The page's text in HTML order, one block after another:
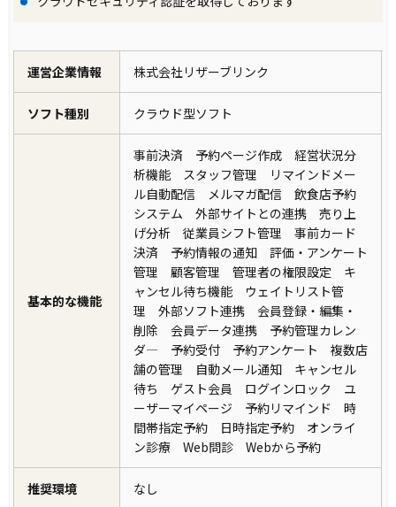
運営企業情報 株式会社リザーブリンク
ソフト種別 クラウド型ソフト
基本的な機能
事前決済 予約ページ作成 経営状況分
析機能 スタッフ管理 リマインドメー
ル自動配信 メルマガ配信 飲食店予約
システム 外部サイトとの連携 売り上
げ分析 従業員シフト管理 事前カード
決済 予約情報の通知 評価・アンケート
管理 顧客管理 管理者の権限設定 キ
ャンセル待ち機能 ウェイトリスト管
理 外部ソフト連携 会員登録・編集・
削除 会員データ連携 予約管理カレン
ダ― 予約受付 予約アンケート 複数店
舗の管理 自動メール通知 キャンセル
待ち ゲスト会員 ログインロック ユ
ーザーマイページ 予約リマインド 時
間帯指定予約 日時指定予約 オンライ
ン診療 Web問診 Webから予約
推奨環境 なし